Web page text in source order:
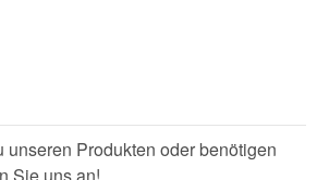
unseren Produkten oder benötigen